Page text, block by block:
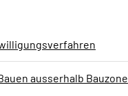
ausserhalb Bauzone